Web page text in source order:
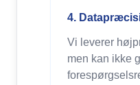
4.
Vi leverer
men kan ikke